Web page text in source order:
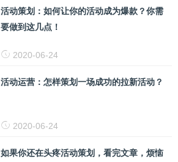
活动策划：如何让你的活动成为爆款？你需
要做到这几点！
2020-06-24
活动运营：怎样策划一场成功的拉新活动？
2020-06-24
如果你还在头疼活动策划，看完文章，烦恼